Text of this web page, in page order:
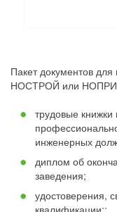
Пакет документов для
НОСТРОЙ или
трудовые
инженерных
диплом об
заведения;
удостоверения,